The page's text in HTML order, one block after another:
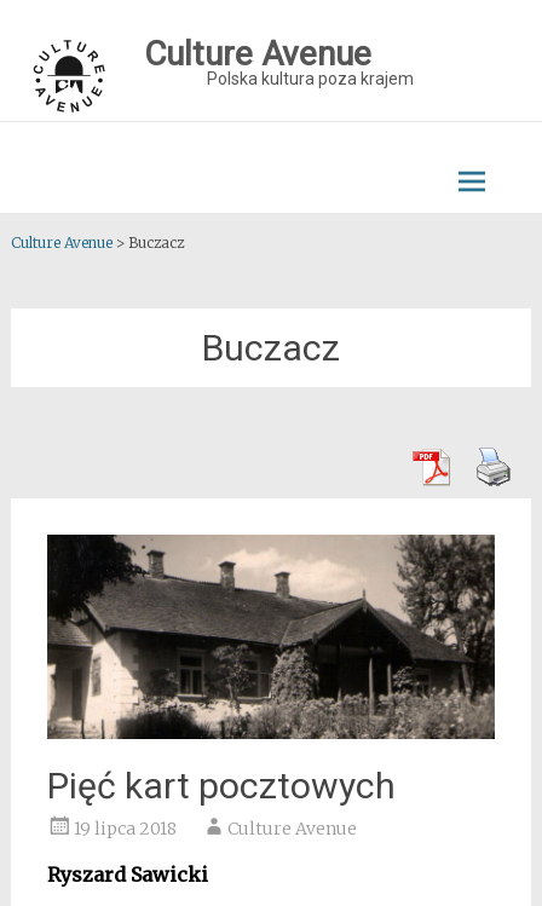
content
Culture Avenue
Polska kultura poza krajem
Culture Avenue> Buczacz
Buczacz
Pięć kart pocztowych
19 lipca 2018 Culture Avenue
Ryszard Sawicki